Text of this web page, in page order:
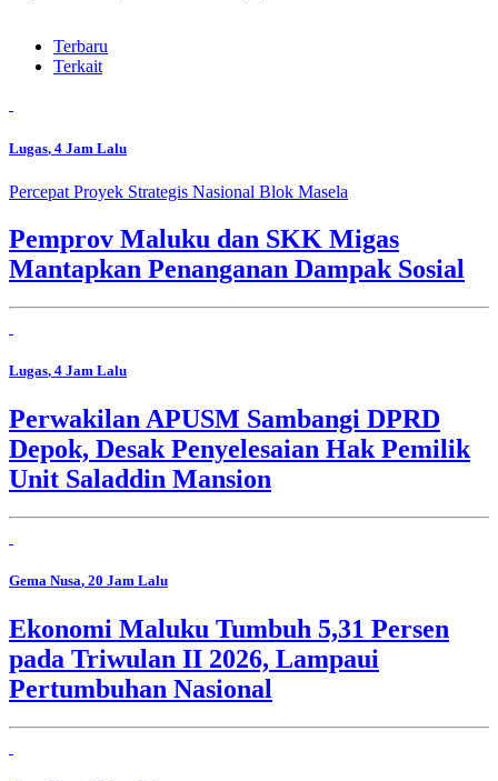
Terbaru
Terkait
Lugas, 4 Jam Lalu
Percepat Proyek Strategis Nasional Blok Masela
Pemprov Maluku dan SKK Migas
Mantapkan Penanganan Dampak Sosial
Lugas, 4 Jam Lalu
Perwakilan APUSM Sambangi DPRD
Depok, Desak Penyelesaian Hak Pemilik
Unit Saladdin Mansion
Gema Nusa, 20 Jam Lalu
Ekonomi Maluku Tumbuh 5,31 Persen
pada Triwulan II 2026, Lampaui
Pertumbuhan Nasional